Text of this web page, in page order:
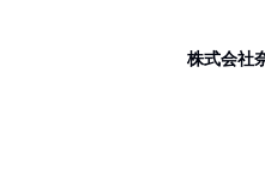
株式会社